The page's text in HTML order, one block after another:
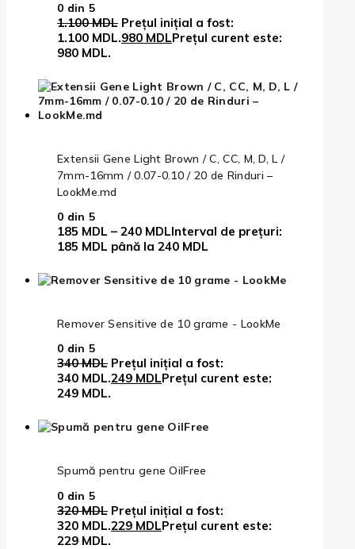
0 din 5
1.100MDL Prețul inițial a fost:
1.100 MDL.980 MDLPrețul curent este:
980 MDL.
Extensii Gene Light Brown / C, CC, M, D, L /
7mm-16mm / 0.07-0.10 / 20 de Rinduri –
LookMe.md
0 din 5
185 MDL – 240 MDLInterval de prețuri:
185 MDL până la 240 MDL
Remover Sensitive de 10 grame - LookMe
0 din 5
340MDL Prețul inițial a fost:
340 MDL.249 MDLPrețul curent este:
249 MDL.
Spumă pentru gene OilFree
0 din 5
320MDL Prețul inițial a fost:
320 MDL.229 MDLPrețul curent este:
229 MDL.